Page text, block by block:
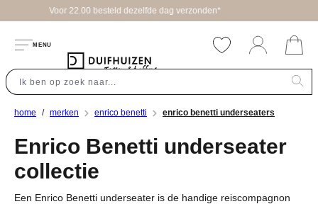
MENU
home merken enrico benetti enrico benetti underseaters
Enrico Benetti underseater
collectie
Een Enrico Benetti underseater is de handige reiscompagnon